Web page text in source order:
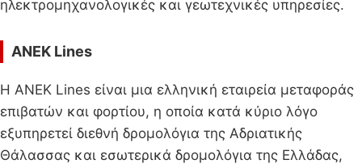
ηλεκτρομηχανολογικές και γεωτεχνικές υπηρεσίες.
ANEK Lines
Η ANEK Lines είναι μια ελληνική εταιρεία μεταφοράς
επιβατών και φορτίου, η οποία κατά κύριο λόγο
εξυπηρετεί διεθνή δρομολόγια της Αδριατικής
Θάλασσας και εσωτερικά δρομολόγια της Ελλάδας,